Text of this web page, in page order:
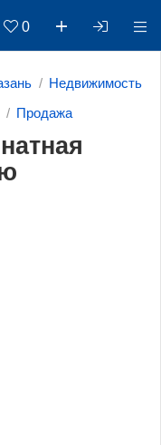
0
Недвижимость
Продажа